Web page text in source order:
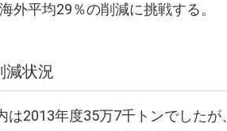
外平均29％の削減に挑戦する。
減状況
は2013年度35万7千トンでしたが